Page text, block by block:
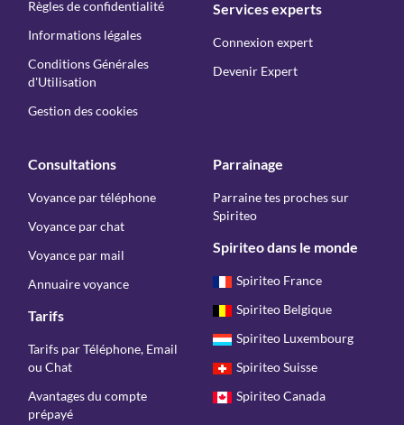
Règles de confidentialité
Informations légales
Conditions Générales
d'Utilisation
Gestion des cookies
Services experts
Connexion expert
Devenir Expert
Consultations
Voyance par téléphone
Voyance par chat
Voyance par mail
Annuaire voyance
Tarifs
Tarifs par Téléphone, Email
ou Chat
Avantages du compte
prépayé
Parrainage
Parraine tes proches sur
Spiriteo
Spiriteo dans le monde
Spiriteo France
Spiriteo Belgique
Spiriteo Luxembourg
Spiriteo Suisse
Spiriteo Canada